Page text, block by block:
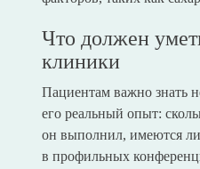
Что должен
клиники
Пациентам важно знать
его реальный опыт:
он выполнил, имеются
в профильных